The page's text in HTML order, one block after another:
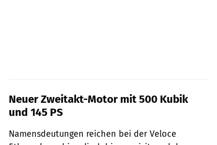
Neuer Zweitakt-Motor mit 500 Kubik
und 145 PS
Namensdeutungen reichen bei der Veloce